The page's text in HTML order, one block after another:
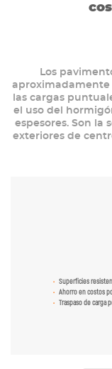
Los
las cargas
el uso del
espesores. Son la
exteriores de
Superficies
Ahorro en costos
Traspaso de carga